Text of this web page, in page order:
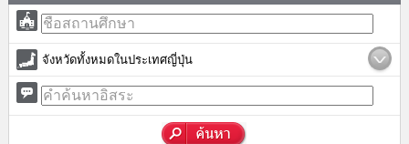
จังหวัดทั้งหมดในประเทศญี่ปุ่น